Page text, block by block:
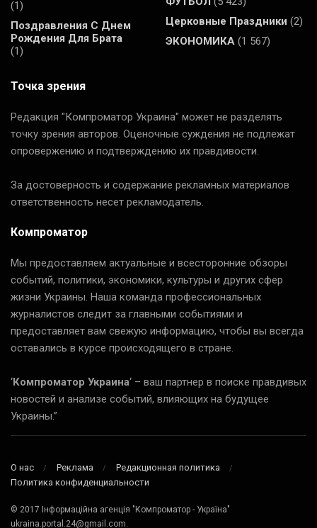
(1)
Поздравления С Днем
Рождения Для Брата
(1)
Церковные Праздники (2)
ЭКОНОМИКА (1 567)
Точка зрения
Редакция "Компроматор Украина" может не разделять
точку зрения авторов. Оценочные суждения не подлежат
опровержению и подтверждению их правдивости.
За достоверность и содержание рекламных материалов
ответственность несет рекламодатель.
Компроматор
Мы предоставляем актуальные и всесторонние обзоры
событий, политики, экономики, культуры и других сфер
жизни Украины. Наша команда профессиональных
журналистов следит за главными событиями и
предоставляет вам свежую информацию, чтобы вы всегда
оставались в курсе происходящего в стране.
‘Компроматор Украина‘ – ваш партнер в поиске правдивых
новостей и анализе событий, влияющих на будущее
Украины.”
О нас Реклама
Редакционная политика
Политика конфиденциальности
© 2017 Інформаційна агенція "Компроматор - Україна"
ukraina.portal.24@gmail.com.